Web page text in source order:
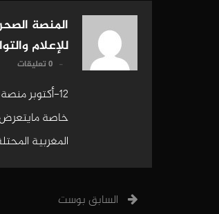
للإعلام
0 تعليقات
12-أكتوبر
خاصة مايتعرض
المغربية
السابق بوست